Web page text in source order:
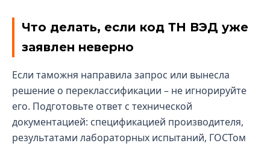
Что делать, если код ТН ВЭД уже
заявлен неверно
Если таможня направила запрос или вынесла
решение о переклассификации – не игнорируйте
его. Подготовьте ответ с технической
документацией: спецификацией производителя,
результатами лабораторных испытаний, ГОСТом